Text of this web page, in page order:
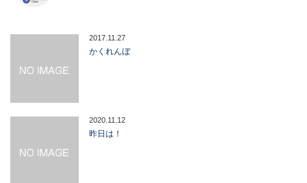
2017.11.27
かくれんぼ
2020.11.12
昨日は！